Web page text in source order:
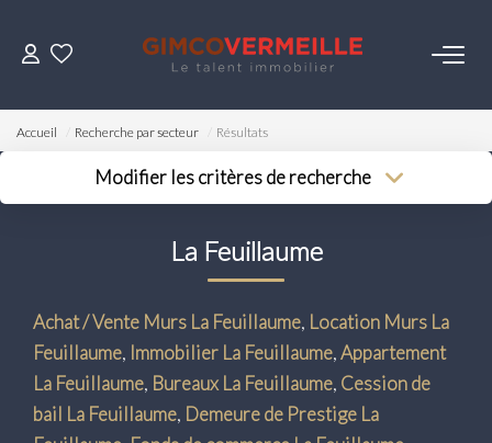
ACHETER
VENDRE
LOUER
NOS SERVICES
Gestion
Accueil Recherche par secteur Résultats
Modifier les critères de recherche
Surface min
Plus de critères
Créer une alerte
La Feuillaume
Achat / Vente Murs La Feuillaume, Location Murs La
Feuillaume, Immobilier La Feuillaume,Appartement
La Feuillaume, Bureaux La Feuillaume, Cession de
bail La Feuillaume, Demeure de Prestige La